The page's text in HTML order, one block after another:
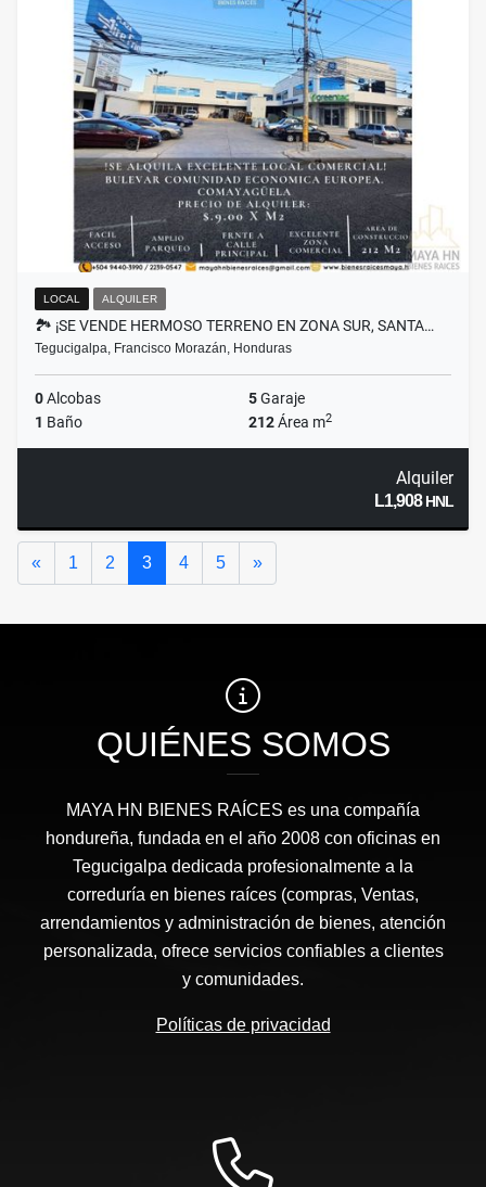
LOCAL ALQUILER
🏞️ ¡SE VENDE HERMOSO TERRENO EN ZONA SUR, SANTA…
Tegucigalpa, Francisco Morazán, Honduras
0Alcobas 5Garaje
1 Baño 212Área m2
Alquiler
L1,908HNL
« Anterior
1 2 3 4 5 »Siguiente
QUIÉNES SOMOS
MAYA HN BIENES RAÍCES​ es una compañía
hondureña, fundada en el año 2008 con oficinas en
Tegucigalpa dedicada profesionalmente a la
correduría en bienes raíces (compras, Ventas,
arrendamientos y administración de bienes, atención
personalizada, ofrece servicios confiables a clientes
y comunidades.
Políticas de privacidad